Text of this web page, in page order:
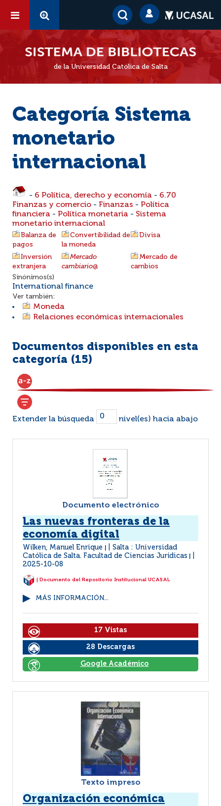
de la Universidad Católica de Salta
Categoría Sistema
monetario
internacional
- 6 Política, derecho y economía - 6.70
Finanzas y comercio - Finanzas - Política
financiera - Política monetaria - Sistema
monetario internacional
Balanza de
pagos
Convertibilidad de
la moneda
Divisa
Inversión
extranjera
Mercado
cambiario@
Mercado de
cambios
Sinónimos(s)
International finance
Ver también:
Moneda
Relaciones económicas internacionales
Documentos disponibles en esta
categoría (15)
Extender la búsqueda nivel(es) hacia abajo
Documento electrónico
Las nuevas fronteras de la
economía digital
Wilken, Manuel Enrique
Salta : Universidad
Católica de Salta. Facultad de Ciencias Jurídicas
2025-10-08
| Documento del Repositorio Institucional UCASAL
MÁS INFORMACIÓN...
17 Vistas
28 Descargas
Google Académico
Texto impreso
Organización económica